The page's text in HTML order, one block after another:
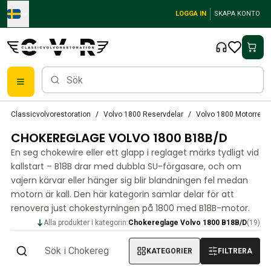
Skip to main content
LOGGA IN SKAPA KONTO
Tändsystem
Bränslefilter
Fälgar
Volvo PV/Duett Reservdelar
PV/Duett Bromssystem
PV/Duett Bränsle/avgassystem
PV/Duett Elsystem
PV/Duett Inredning
Classicvolvorestoration Volvo 1800 Reservdelar Volvo 1800
CHOKEREGLAGE VOLVO 1800 B18B/D
En seg chokewire eller ett glapp i reglaget märks tydligt vid
kallstart – B18B drar med dubbla SU-förgasare, och om
vajern kärvar eller hänger sig blir blandningen fel medan
motorn är kall. Den här kategorin samlar delar för att
renovera just chokestyrningen på 1800 med B18B-motor.
Alla produkter i kategorin:Chokereglage Volvo 1800 B18B/D(19)
KATEGORIER FILTRERA